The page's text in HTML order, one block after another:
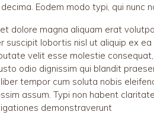
Eodem modo typi, qui nunc
dolore magna aliquam erat
suscipit lobortis nisl ut aliquip ex
velit esse molestie
odio dignissim qui blandit
liber tempor cum soluta nobis
assum. Typi non habent
demonstraverunt